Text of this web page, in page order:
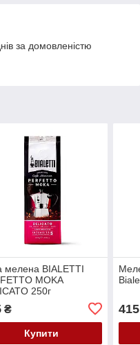
за домовленістю
мелена BIALETTI
MOKA
250г
₴
Купити
415